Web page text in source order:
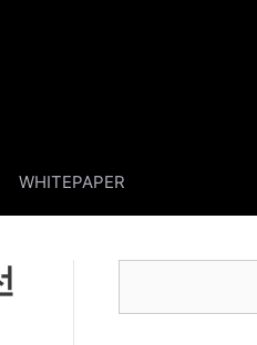
WHITEPAPER
색